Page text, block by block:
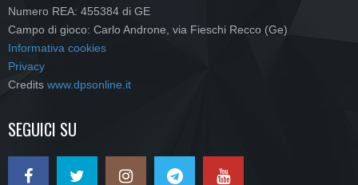
Numero REA: 455384 di GE
Campo di gioco: Carlo Androne, via Fieschi Recco (Ge)
Informativa cookies
Privacy
Credits www.dpsonline.it
SEGUICI SU